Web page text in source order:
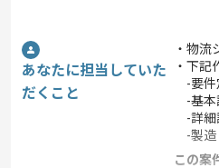
あなたに担当していた
だくこと
・物流
・下記
-要件
-基本
-詳細
-製造
この案